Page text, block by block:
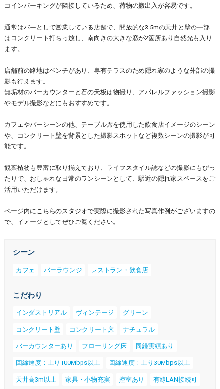
コインパーキングが隣接しているため、荷物の搬出入が容易です。
通常はバーとして営業している店舗で、開放的な3.5mの天井と壁の一部
はコンクリート打ちっ放し、南向きの大きな窓が2箇所あり自然光も入り
ます。
店舗前の路地はベンチがあり、専有テラスのため隠れ家のような外部の撮
影も行えます。
無垢材のバーカウンターと石の天板は物撮り、アパレルファッション撮影
やモデル撮影などにもおすすめです。
カフェやバーシーンの他、テーブル席を使用した飲食店イメージのシーン
や、コンクリート壁を背景とした撮影スポットなど複数シーンの撮影が可
能です。
観葉植物も豊富に取り揃えており、ライフスタイル誌などの撮影にもぴっ
たりで、おしゃれな日常のワンシーンとして、駅近の隠れ家スペースをご
活用いただけます。
ページ内にこちらのスタジオで実際に撮影された写真作例がございますの
で、イメージとしてぜひご覧ください。
シーン
カフェ バーラウンジ レストラン・飲食店
こだわり
インダストリアル ヴィンテージ グリーン
コンクリート壁 コンクリート床 ナチュラル
バーカウンターあり フローリング床 同録実績あり
回線速度：上り100Mbps以上 回線速度：上り30Mbps以上
天井高3m以上 家具・小物充実 控室あり 有線LAN接続可